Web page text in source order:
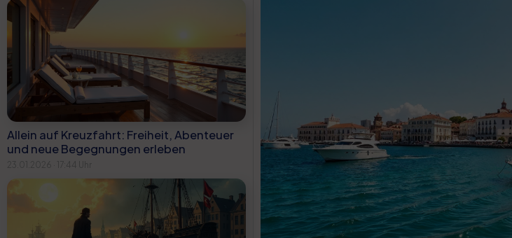
Allein auf Kreuzfahrt: Freiheit, Abenteuer
und neue Begegnungen erleben